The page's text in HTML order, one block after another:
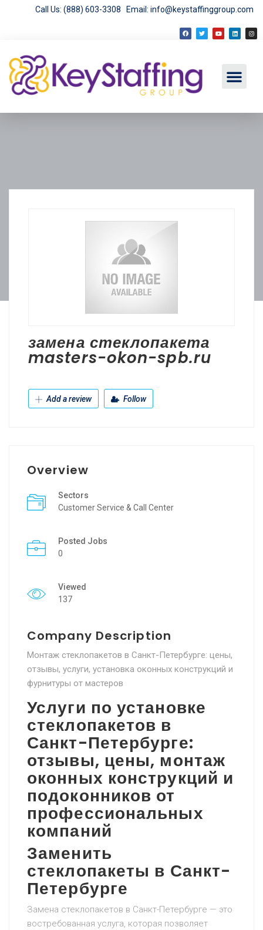
Call Us: (888) 603-3308 Email: info@keystaffinggroup.com
замена стеклопакета
masters-okon-spb.ru
Add a review Follow
Overview
Sectors
Customer Service & Call Center
Posted Jobs
0
Viewed
137
Company Description
Монтаж стеклопакетов в Санкт-Петербурге: цены,
отзывы, услуги, установка оконных конструкций и
фурнитуры от мастеров
Услуги по установке
стеклопакетов в
Санкт-Петербурге:
отзывы, цены, монтаж
оконных конструкций и
подоконников от
профессиональных
компаний
Заменить
стеклопакеты в Санкт-
Петербурге
Замена стеклопакетов в Санкт-Петербурге — это
востребованная услуга, которая позволяет